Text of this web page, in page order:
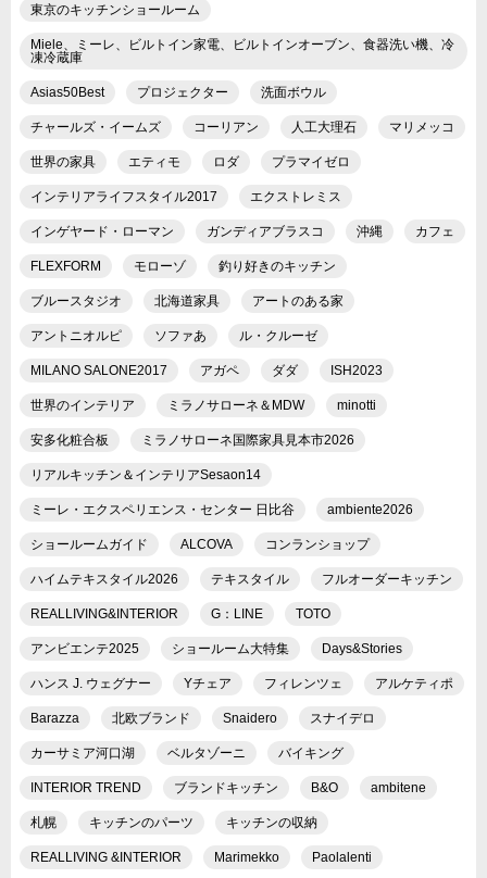
東京のキッチンショールーム
Miele、ミーレ、ビルトイン家電、ビルトインオーブン、食器洗い機、冷
凍冷蔵庫
Asias50Best プロジェクター 洗面ボウル
チャールズ・イームズ コーリアン 人工大理石 マリメッコ
世界の家具 エティモ ロダ プラマイゼロ
インテリアライフスタイル2017 エクストレミス
インゲヤード・ローマン ガンディアブラスコ 沖縄 カフェ
FLEXFORM モローゾ 釣り好きのキッチン
ブルースタジオ 北海道家具 アートのある家
アントニオルピ ソファあ ル・クルーゼ
MILANO SALONE2017 アガペ ダダ ISH2023
世界のインテリア ミラノサローネ＆MDW minotti
安多化粧合板 ミラノサローネ国際家具見本市2026
リアルキッチン＆インテリアSesaon14
ミーレ・エクスペリエンス・センター 日比谷 ambiente2026
ショールームガイド ALCOVA コンランショップ
ハイムテキスタイル2026 テキスタイル フルオーダーキッチン
REALLIVING&INTERIOR G：LINE TOTO
アンビエンテ2025 ショールーム大特集 Days&Stories
ハンス J. ウェグナー Yチェア フィレンツェ アルケティポ
Barazza 北欧ブランド Snaidero スナイデロ
カーサミア河口湖 ベルタゾーニ バイキング
INTERIOR TREND ブランドキッチン B&O ambitene
札幌 キッチンのパーツ キッチンの収納
REALLIVING &INTERIOR Marimekko Paolalenti